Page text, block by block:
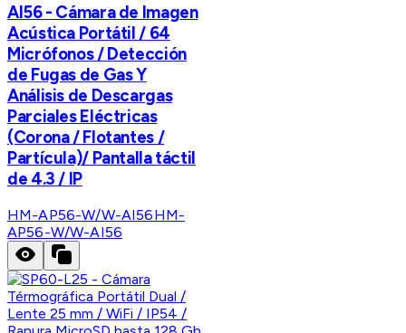
AI56 - Cámara de Imagen
Acústica Portátil / 64
Micrófonos / Detección
de Fugas de Gas Y
Análisis de Descargas
Parciales Eléctricas
(Corona / Flotantes /
Partícula)/ Pantalla táctil
de 4.3 / IP
HM-AP56-W/W-AI56HM-
AP56-W/W-AI56